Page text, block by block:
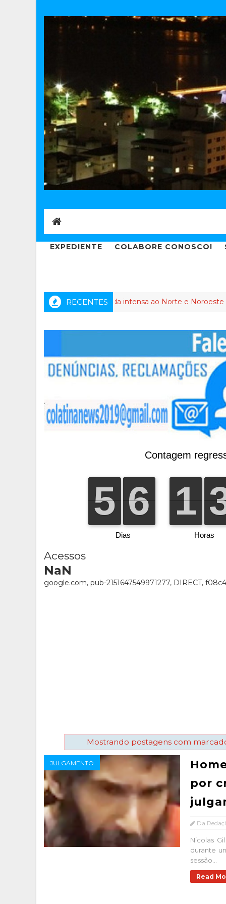
EXPEDIENTE COLABORE CONOSCO!
RECENTES
dos Anjos leva agenda intensa ao Norte e Noroeste do
Acessos
NaN
google.com, pub-2151647549971277, DIRECT,
Mostrando postagens com
JULGAMENTO
por
Da
Nicolas
durante
sessão...
Read